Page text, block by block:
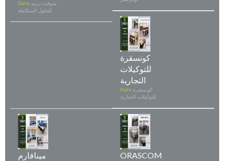
Date: سوفت تريند
للحلول المتكاملة
كونسقرة
للتوكيلات
التجارية
Date:كونسقرة
للتوكيلات التجارية
مينافارم
ORASCOM